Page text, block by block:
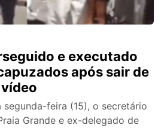
e executado
após sair de
feira (15), o secretário
Grande e ex-delegado de